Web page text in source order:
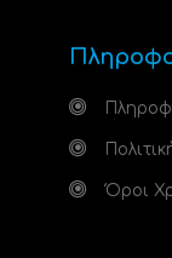
Όροι